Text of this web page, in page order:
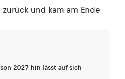
und kam am Ende
2027 hin lässt auf sich